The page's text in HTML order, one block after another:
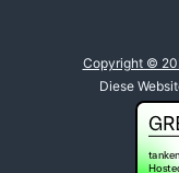
Copyright ©
Diese